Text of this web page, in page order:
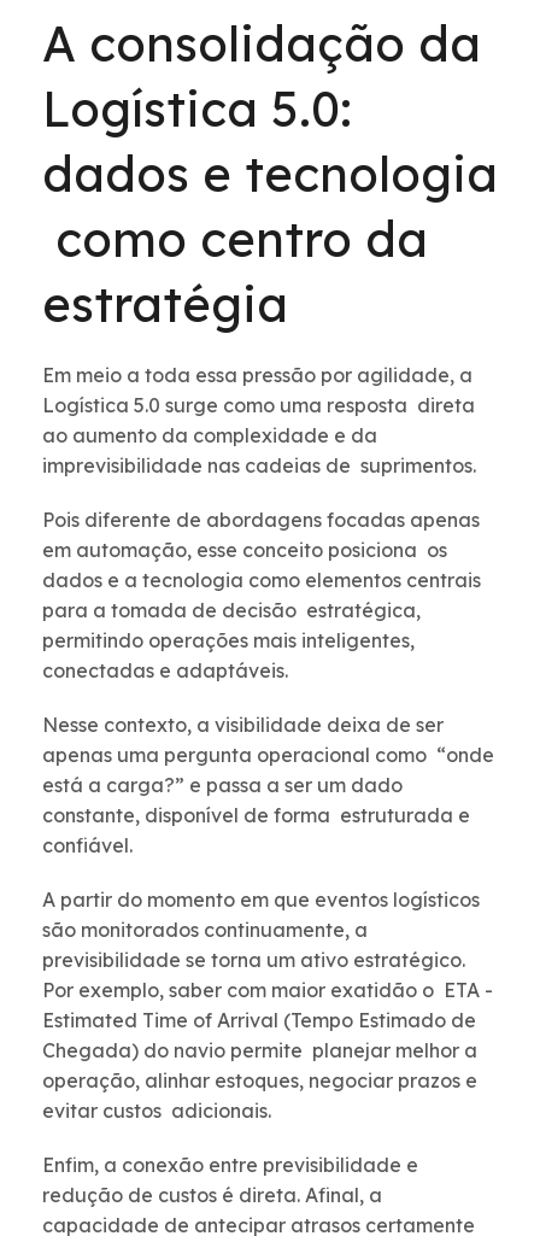
A consolidação da
Logística 5.0:
dados e tecnologia
como centro da
estratégia
Em meio a toda essa pressão por agilidade, a
Logística 5.0 surge como uma resposta direta
ao aumento da complexidade e da
imprevisibilidade nas cadeias de suprimentos.
Pois diferente de abordagens focadas apenas
em automação, esse conceito posiciona os
dados e a tecnologia como elementos centrais
para a tomada de decisão estratégica,
permitindo operações mais inteligentes,
conectadas e adaptáveis.
Nesse contexto, a visibilidade deixa de ser
apenas uma pergunta operacional como “onde
está a carga?” e passa a ser um dado
constante, disponível de forma estruturada e
confiável.
A partir do momento em que eventos logísticos
são monitorados continuamente, a
previsibilidade se torna um ativo estratégico.
Por exemplo, saber com maior exatidão o ETA -
Estimated Time of Arrival (Tempo Estimado de
Chegada) do navio permite planejar melhor a
operação, alinhar estoques, negociar prazos e
evitar custos adicionais.
Enfim, a conexão entre previsibilidade e
redução de custos é direta. Afinal, a
capacidade de antecipar atrasos certamente